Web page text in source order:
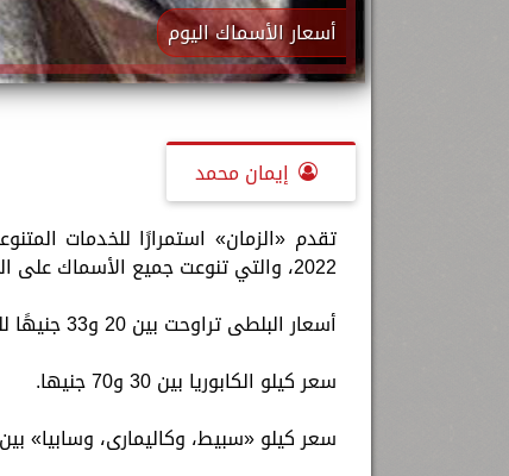
أسعار الأسماك اليوم
إيمان محمد
2022، والتي تنوعت جميع الأسماك على النحو التالي:
أسعار البلطى تراوحت بين 20 و33 جنيهًا للكيلو.
سعر كيلو الكابوريا بين 30 و70 جنيها.
سعر كيلو «سبيط، وكاليمارى، وسابيا» بين 90 و200